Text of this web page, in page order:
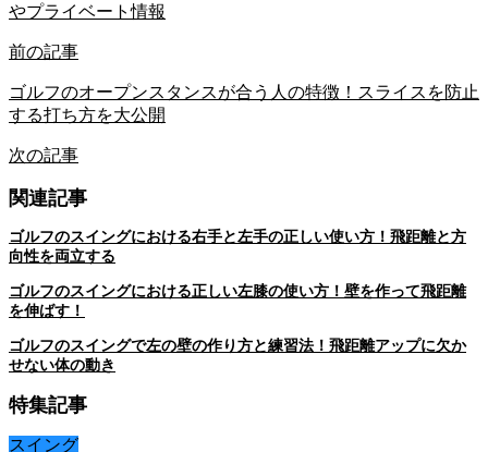
やプライベート情報
前の記事
ゴルフのオープンスタンスが合う人の特徴！スライスを防止
する打ち方を大公開
次の記事
関連記事
ゴルフのスイングにおける右手と左手の正しい使い方！飛距離と方
向性を両立する
ゴルフのスイングにおける正しい左膝の使い方！壁を作って飛距離
を伸ばす！
ゴルフのスイングで左の壁の作り方と練習法！飛距離アップに欠か
せない体の動き
特集記事
スイング